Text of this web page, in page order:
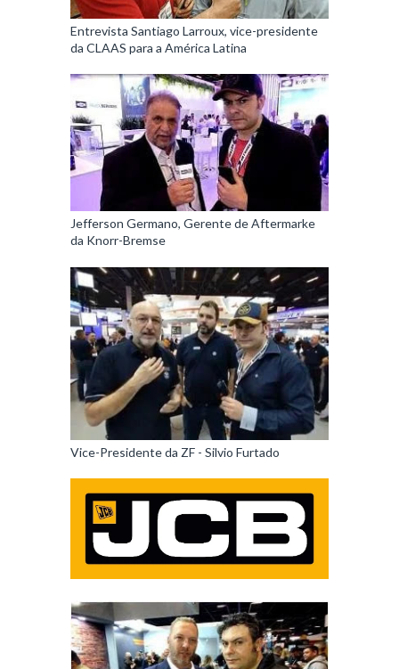
Entrevista Santiago Larroux, vice-presidente
da CLAAS para a América Latina
Jefferson Germano, Gerente de Aftermarke
da Knorr-Bremse
Vice-Presidente da ZF - Silvio Furtado